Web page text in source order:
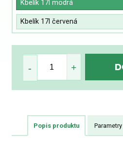
Kbelík 17l modrá
Kbelík 17l červená
Popis produktu Parametry